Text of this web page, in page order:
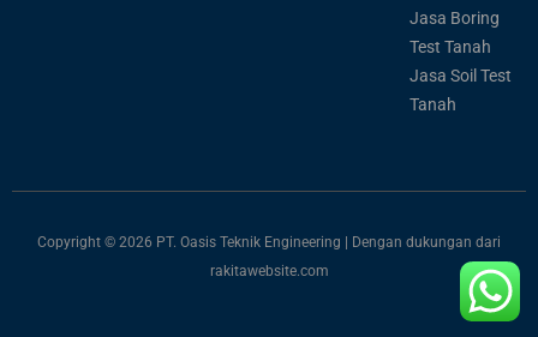
Jasa Boring
Test Tanah
Jasa Soil Test
Tanah
Copyright © 2026 PT. Oasis Teknik Engineering | Dengan dukungan dari
rakitawebsite.com